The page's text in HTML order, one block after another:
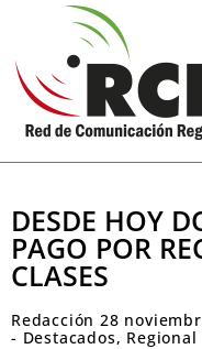
DESDE HOY
PAGO POR
CLASES
Redacción 28
- Destacados, Regional